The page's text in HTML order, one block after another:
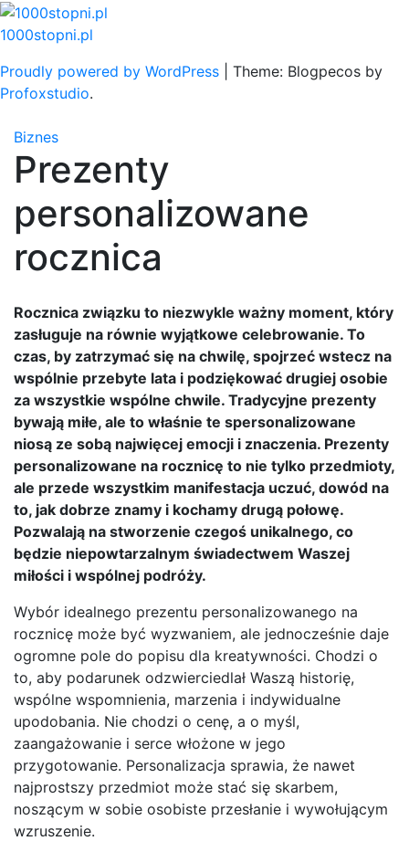
Skip
to
1000stopni.pl
Proudly powered by WordPress
Theme: Blogpecos by
Profoxstudio.
Biznes
Prezenty
personalizowane
rocznica
Rocznica związku to niezwykle ważny moment, który
zasługuje na równie wyjątkowe celebrowanie. To
czas, by zatrzymać się na chwilę, spojrzeć wstecz na
wspólnie przebyte lata i podziękować drugiej osobie
za wszystkie wspólne chwile. Tradycyjne prezenty
bywają miłe, ale to właśnie te spersonalizowane
niosą ze sobą najwięcej emocji i znaczenia. Prezenty
personalizowane na rocznicę to nie tylko przedmioty,
ale przede wszystkim manifestacja uczuć, dowód na
to, jak dobrze znamy i kochamy drugą połowę.
Pozwalają na stworzenie czegoś unikalnego, co
będzie niepowtarzalnym świadectwem Waszej
miłości i wspólnej podróży.
Wybór idealnego prezentu personalizowanego na
rocznicę może być wyzwaniem, ale jednocześnie daje
ogromne pole do popisu dla kreatywności. Chodzi o
to, aby podarunek odzwierciedlał Waszą historię,
wspólne wspomnienia, marzenia i indywidualne
upodobania. Nie chodzi o cenę, a o myśl,
zaangażowanie i serce włożone w jego
przygotowanie. Personalizacja sprawia, że nawet
najprostszy przedmiot może stać się skarbem,
noszącym w sobie osobiste przesłanie i wywołującym
wzruszenie.